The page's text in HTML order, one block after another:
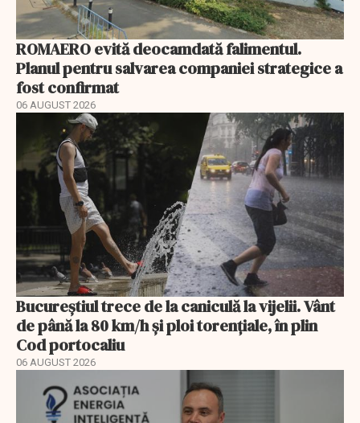
ROMAERO evită deocamdată falimentul.
Planul pentru salvarea companiei strategice a
fost confirmat
06 AUGUST 2026
Bucureștiul trece de la caniculă la vijelii. Vânt
de până la 80 km/h și ploi torențiale, în plin
Cod portocaliu
06 AUGUST 2026